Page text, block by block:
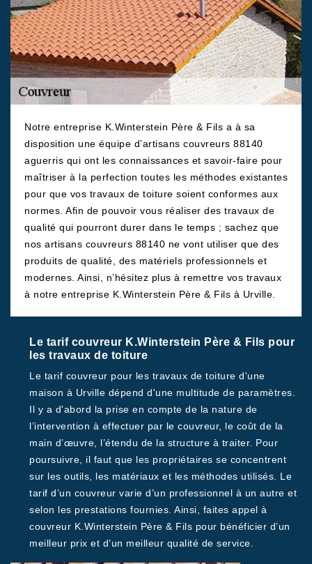
Notre entreprise K.Winterstein Père & Fils a à sa
disposition une équipe d’artisans couvreurs 88140
aguerris qui ont les connaissances et savoir-faire pour
maîtriser à la perfection toutes les méthodes existantes
pour que vos travaux de toiture soient conformes aux
normes. Afin de pouvoir vous réaliser des travaux de
qualité qui pourront durer dans le temps ; sachez que
nos artisans couvreurs 88140 ne vont utiliser que des
produits de qualité, des matériels professionnels et
modernes. Ainsi, n’hésitez plus à remettre vos travaux
à notre entreprise K.Winterstein Père & Fils à Urville.
Le tarif couvreur K.Winterstein Père & Fils pour
les travaux de toiture
Le tarif couvreur pour les travaux de toiture d'une
maison à Urville dépend d'une multitude de paramètres.
Il y a d'abord la prise en compte de la nature de
l’intervention à effectuer par le couvreur, le coût de la
main d’œuvre, l’étendu de la structure à traiter. Pour
poursuivre, il faut que les propriétaires se concentrent
sur les outils, les matériaux et les méthodes utilisés. Le
tarif d’un couvreur varie d’un professionnel à un autre et
selon les prestations fournies. Ainsi, faites appel à
couvreur K.Winterstein Père & Fils pour bénéficier d’un
meilleur prix et d’un meilleur qualité de service.